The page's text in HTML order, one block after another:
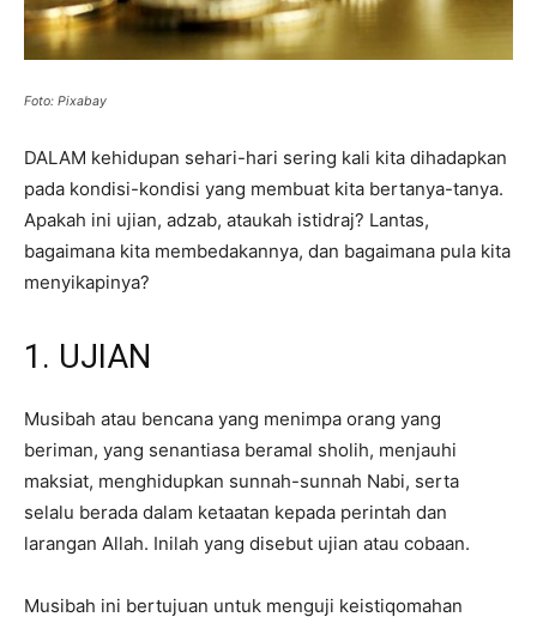
Foto: Pixabay
DALAM kehidupan sehari-hari sering kali kita dihadapkan
pada kondisi-kondisi yang membuat kita bertanya-tanya.
Apakah ini ujian, adzab, ataukah istidraj? Lantas,
bagaimana kita membedakannya, dan bagaimana pula kita
menyikapinya?
1. UJIAN
Musibah atau bencana yang menimpa orang yang
beriman, yang senantiasa beramal sholih, menjauhi
maksiat, menghidupkan sunnah-sunnah Nabi, serta
selalu berada dalam ketaatan kepada perintah dan
larangan Allah. Inilah yang disebut ujian atau cobaan.
Musibah ini bertujuan untuk menguji keistiqomahan